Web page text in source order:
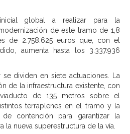
global a realizar para la
de este tramo de 1,8
de 2.758.625 euros que, con el
aumenta hasta los 3.337.936
se dividen en siete actuaciones. La
de la infraestructura existente, con
de 135 metros sobre el
terraplenes en el tramo y la
contención para garantizar la
la nueva superestructura de la vía.